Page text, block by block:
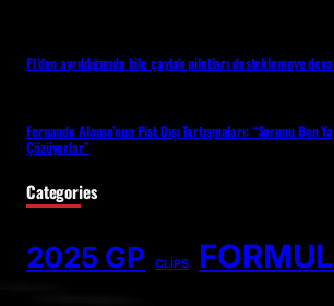
F1’den ayrıldığımda bile çaylak pilotları desteklemeye
Fernando Alonso’nun Pist Dışı Tartışmaları: “Sorunu Ben
Çözüyorlar”
Categories
2025 GP CLİPS